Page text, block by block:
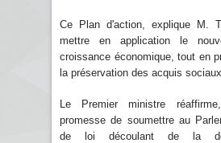
Ce Plan d'action, explique M.
mettre en application le
croissance économique, tout en
la préservation des acquis sociaux.
Le Premier ministre
promesse de soumettre au
de loi découlant de la